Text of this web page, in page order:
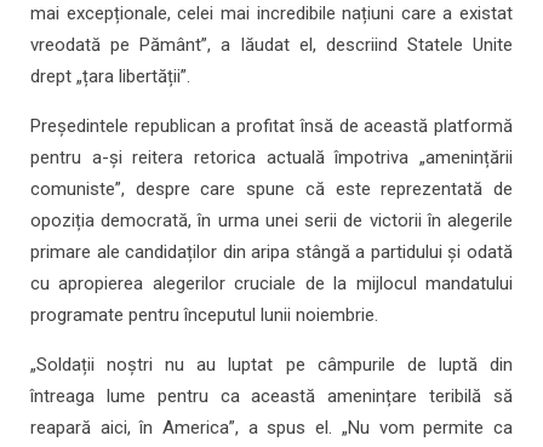
mai excepționale, celei mai incredibile națiuni care a existat
vreodată pe Pământ”, a lăudat el, descriind Statele Unite
drept „țara libertății”.
Președintele republican a profitat însă de această platformă
pentru a-și reitera retorica actuală împotriva „amenințării
comuniste”, despre care spune că este reprezentată de
opoziția democrată, în urma unei serii de victorii în alegerile
primare ale candidaților din aripa stângă a partidului și odată
cu apropierea alegerilor cruciale de la mijlocul mandatului
programate pentru începutul lunii noiembrie.
„Soldații noștri nu au luptat pe câmpurile de luptă din
întreaga lume pentru ca această amenințare teribilă să
reapară aici, în America”, a spus el. „Nu vom permite ca